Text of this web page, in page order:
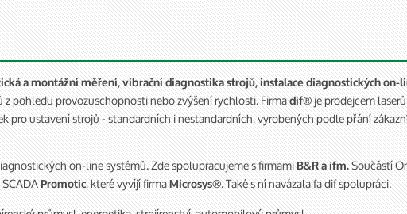
a montážní měření, vibrační diagnostika strojů, instalace diagnostických on-
pohledu provozuschopnosti nebo zvýšení rychlosti. Firmadif®je prodejcem
pro ustavení strojů - standardních i nestandardních, vyrobených podle přání
on-line systémů. Zde spolupracujeme s firmamiB&R a ifm.Součástí
Promotic, které vyvíjí firmaMicrosys®. Také s ní navázala fa dif spolupráci.